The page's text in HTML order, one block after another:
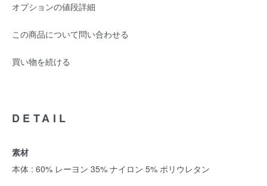
オプションの値段詳細
この商品について問い合わせる
買い物を続ける
DETAIL
素材
本体 : 60% レーヨン 35% ナイロン 5% ポリウレタン